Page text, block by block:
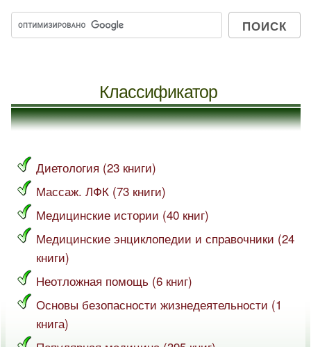
Классификатор
Диетология (23 книги)
Массаж. ЛФК (73 книги)
Медицинские истории (40 книг)
Медицинские энциклопедии и справочники (24
книги)
Неотложная помощь (6 книг)
Основы безопасности жизнедеятельности (1
книга)